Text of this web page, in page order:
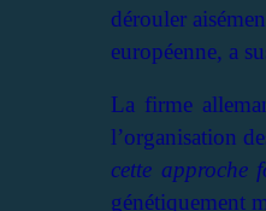
dérouler
européenne, a
La firme
l’organisation
cette approche
génétiquement